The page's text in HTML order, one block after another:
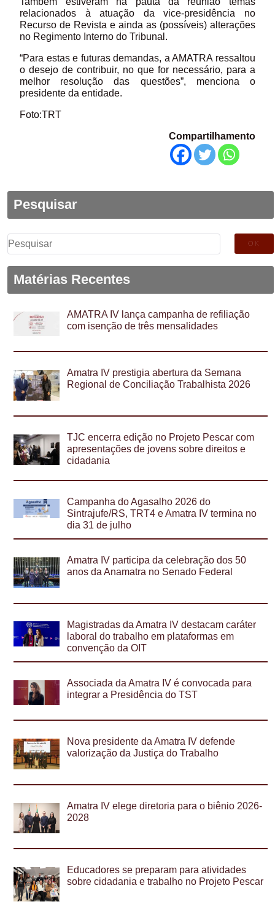
relacionados à atuação da vice-presidência no
Recurso de Revista e ainda as (possíveis) alterações
no Regimento Interno do Tribunal.
“Para estas e futuras demandas, a AMATRA ressaltou
o desejo de contribuir, no que for necessário, para a
melhor resolução das questões”, menciona o
presidente da entidade.
Foto:TRT
Compartilhamento
Pesquisar
Pesquisar
por:
Matérias Recentes
AMATRA IV lança campanha de refiliação
com isenção de três mensalidades
Amatra IV prestigia abertura da Semana
Regional de Conciliação Trabalhista 2026
TJC encerra edição no Projeto Pescar com
apresentações de jovens sobre direitos e
cidadania
Campanha do Agasalho 2026 do
Sintrajufe/RS, TRT4 e Amatra IV termina no
dia 31 de julho
Amatra IV participa da celebração dos 50
anos da Anamatra no Senado Federal
Magistradas da Amatra IV destacam caráter
laboral do trabalho em plataformas em
convenção da OIT
Associada da Amatra IV é convocada para
integrar a Presidência do TST
Nova presidente da Amatra IV defende
valorização da Justiça do Trabalho
Amatra IV elege diretoria para o biênio 2026-
2028
Educadores se preparam para atividades
sobre cidadania e trabalho no Projeto Pescar